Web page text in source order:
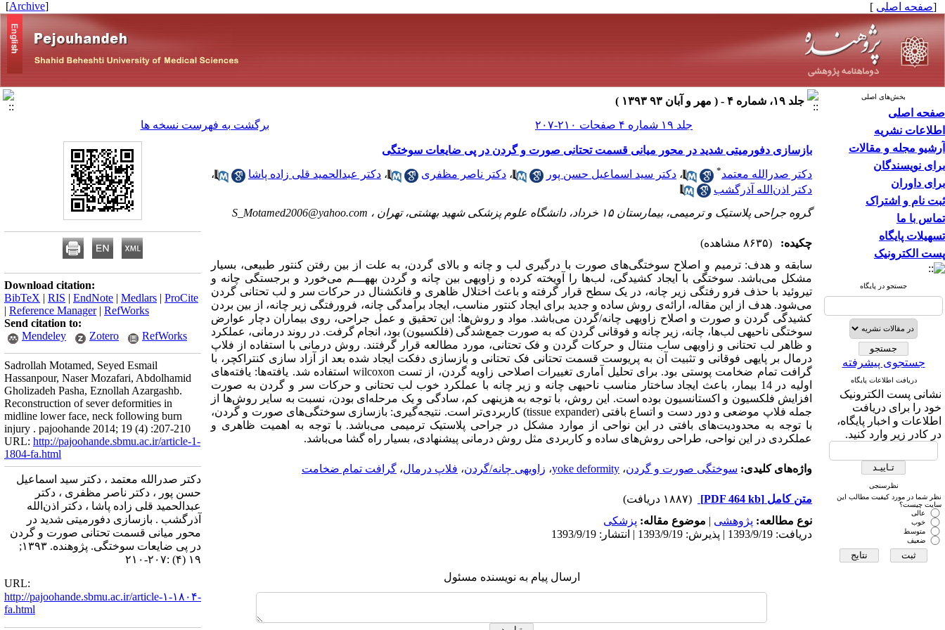
[صفحه اصلی ]
[
Archive
]
بخش‌های اصلی
صفحه اصلی
اطلاعات نشریه
آرشیو مجله و مقالات
برای نویسندگان
برای داوران
ثبت نام و اشتراک
تماس با ما
تسهیلات پایگاه
پست الکترونیک
جستجو در پایگاه
جستجوی پیشرفته
دریافت اطلاعات پایگاه
نشانی پست الکترونیک
خود را برای دریافت
اطلاعات و اخبار پایگاه،
در کادر زیر وارد کنید.
نظرسنجی
نظر شما در مورد کیفیت مطالب این
سایت چیست؟
عالی
خوب
متوسط
ضعیف
جلد ۱۹، شماره ۴ - ( مهر و آبان ۹۳ ۱۳۹۳ )
جلد ۱۹ شماره ۴ صفحات ۲۱۰-۲۰۷
برگشت به فهرست نسخه ها
بازسازی دفورمیتی شدید در محور میانی قسمت تحتانی صورت و گردن در پی ضایعات سوختگی
دکتر صدرالله معتمد* ، دکتر سید اسماعیل حسن پور ، دکتر ناصر مظفری ، دکتر عبدالحمید قلی زاده پاشا
،
دکتر اذن‌الله آذرگشب
گروه جراحی پلاستیک و ترمیمی، بیمارستان ۱۵ خرداد، دانشگاه علوم پزشکی شهید بهشتی، تهران ،
S_Motamed2006@yahoo.com
چکیده:
(۸۶۳۵ مشاهده)
سابقه و هدف: ترمیم و اصلاح سوختگی‌های صورت با درگیری لب و چانه و بالای گردن، به علت از بین رفتن کنتور طبیعی، بسیار
مشکل می‌باشد. سوختگی با ایجاد کشیدگی، لب‌ها را آویخته کرده و زاویهی بین چانه و گردن بههـــم می‌خورد و برجستگی چانه و
تیروئید با حذف فرو رفتگی زیر چانه، در یک سطح قرار گرفته و باعث اختلال ظاهری و فانکشنال در حرکات سر و لب تحتانی گردن
می‌شود. هدف از این مقاله، ارائه‌ی روش ساده و جدید برای ایجاد کنتور مناسب، ایجاد برآمدگی چانه، فرورفتگی زیر چانه، از بین بردن
کشیدگی گردن و صورت و اصلاح زاویهی چانه/گردن می‌باشد. مواد و روش‌ها: این تحقیق و عمل جراحی، روی بیماران دچار عوارض
سوختگی ناحیهی لب‌ها، چانه، زیر چانه و فوقانی گردن که به صورت جمع‌شدگی (فلکسیون) بود، انجام گرفت. در روند درمانی، عملکرد
و ظاهر لب تحتانی و زاویهی ساب منتال و حرکات گردن و فک تحتانی، مورد مطالعه قرار گرفتند. روش درمانی با استفاده از فلاپ
درمال بر پایهی فوقانی و تثبیت آن به پریوست قسمت تحتانی فک تحتانی و بازسازی دفکت ایجاد شده بعد از آزاد سازی کنتراکچر، با
گرافت تمام ضخامت پوستی بود. برای تحلیل آماری تغییرات اصلاحی زاویه گردن، از تست wilcoxon استفاده شد. یافته‌ها: یافته‌های
اولیه در 14 بیمار، باعث ایجاد ساختار مناسب ناحیهی چانه و زیر چانه با عملکرد خوب لب تحتانی و حرکات سر و گردن به صورت
افزایش فلکسیون و اکستانسیون بوده است. این روش، با توجه به هزینهی کم، سادگی و یک مرحله‌ای بودن، نسبت به سایر روش‌ها از
جمله فلاپ موضعی و دور دست و اتساع بافتی (tissue expander) کاربردی‌تر است. نتیجه‌گیری: بازسازی سوختگی‌های صورت و گردن،
با توجه به محدودیت‌های بافتی در این نواحی از موارد مشکل در جراحی پلاستیک ترمیمی می‌باشد. با توجه به اهمیت ظاهری و
عملکردی در این نواحی، طراحی روش‌های ساده و کاربردی مثل روش درمانی پیشنهادی، بسیار راه گشا می‌باشد.
واژه‌های کلیدی: سوختگی صورت و گردن، yoke deformity، زاویهی چانه/گردن، فلاپ درمال، گرافت تمام ضخامت
متن کامل [PDF 464 kb]
(۱۸۸۷ دریافت)
نوع مطالعه: پژوهشی | موضوع مقاله: پزشکی
دریافت: 1393/9/19 | پذیرش: 1393/9/19 | انتشار: 1393/9/19
ارسال پیام به نویسنده مسئول
Download citation:
BibTeX | RIS | EndNote | Medlars | ProCite
| Reference Manager| RefWorks
Send citation to:
Mendeley
Zotero RefWorks
Sadrollah Motamed, Seyed Esmail
Hassanpour, Naser Mozafari, Abdolhamid
Gholizadeh Pasha, Eznollah Azargashb.
Reconstruction of sever deformities in
midline lower face, neck following burn
injury . pajoohande 2014; 19 (4) :207-210
URL: http://pajoohande.sbmu.ac.ir/article-1-
1804-fa.html
دکتر صدرالله معتمد ، دکتر سید اسماعیل
حسن پور ، دکتر ناصر مظفری ، دکتر
عبدالحمید قلی زاده پاشا ، دکتر اذن‌الله
آذرگشب . بازسازی دفورمیتی شدید در
محور میانی قسمت تحتانی صورت و گردن
در پی ضایعات سوختگی. پژوهنده. ۱۳۹۳;
۱۹ (۴) :۲۰۷-۲۱۰
URL:
http://pajoohande.sbmu.ac.ir/article-۱-۱۸۰۴-
fa.html